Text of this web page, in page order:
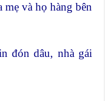
mẹ và họ hàng bên
đón dâu, nhà gái